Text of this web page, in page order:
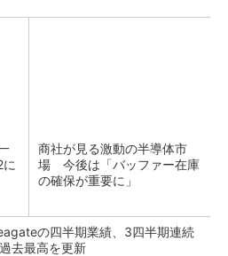
商社が見る激動の半導体市
場 今後は「バッファー在庫
の確保が重要に」
の四半期業績、3四半期連続
去最高を更新